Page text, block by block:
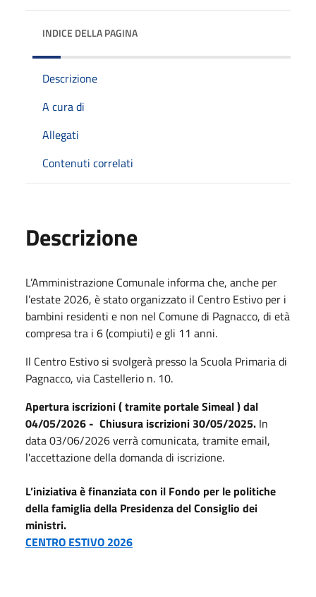
INDICE DELLA PAGINA
Descrizione
A cura di
Allegati
Contenuti correlati
Descrizione
L’Amministrazione Comunale informa che, anche per
l’estate 2026, è stato organizzato il Centro Estivo per i
bambini residenti e non nel Comune di Pagnacco, di età
compresa tra i 6 (compiuti) e gli 11 anni.
Il Centro Estivo si svolgerà presso la Scuola Primaria di
Pagnacco, via Castellerio n. 10.
Apertura iscrizioni ( tramite portale Simeal ) dal
04/05/2026 - Chiusura iscrizioni 30/05/2025. In
data 03/06/2026 verrà comunicata, tramite email,
l'accettazione della domanda di iscrizione.
L’iniziativa è finanziata con il Fondo per le politiche
della famiglia della Presidenza del Consiglio dei
ministri.
CENTRO ESTIVO 2026